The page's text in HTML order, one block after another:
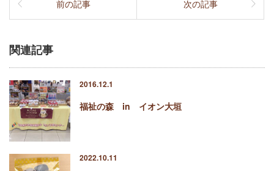
前の記事 次の記事
関連記事
2016.12.1
福祉の森 in イオン大垣
2022.10.11